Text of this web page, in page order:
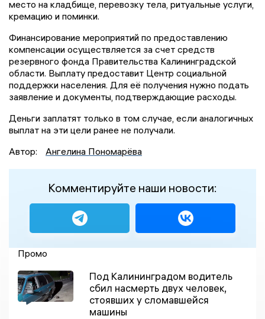
место на кладбище, перевозку тела, ритуальные услуги,
кремацию и поминки.
Финансирование мероприятий по предоставлению
компенсации осуществляется за счет средств
резервного фонда Правительства Калининградской
области. Выплату предоставит Центр социальной
поддержки населения. Для её получения нужно подать
заявление и документы, подтверждающие расходы.
Деньги заплатят только в том случае, если аналогичных
выплат на эти цели ранее не получали.
Автор:
Ангелина Пономарёва
Комментируйте наши новости:
Промо
Под Калининградом водитель
сбил насмерть двух человек,
стоявших у сломавшейся
машины